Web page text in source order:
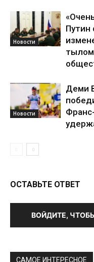
Новости
Путин
Новости
Деми
ОСТАВЬТЕ ОТВЕТ
ВОЙДИТЕ,
САМОЕ ИНТЕРЕСНОЕ